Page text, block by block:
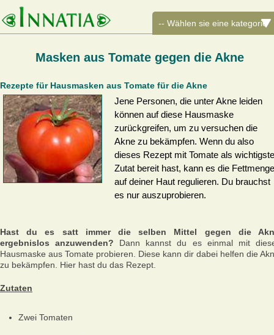
Masken aus Tomate gegen die Akne
Rezepte für Hausmasken aus Tomate für die Akne
Jene Personen, die unter Akne leiden
können auf diese Hausmaske
zurückgreifen, um zu versuchen die
Akne zu bekämpfen. Wenn du also
dieses Rezept mit Tomate als wichtigste
Zutat bereit hast, kann es die Fettmenge
auf deiner Haut regulieren. Du brauchst
es nur auszuprobieren.
Hast du es satt immer die selben Mittel gegen die
ergebnislos anzuwenden? Dann kannst du es einmal mit
Hausmaske aus Tomate probieren. Diese kann dir dabei helfen die
zu bekämpfen. Hier hast du das Rezept.
Zutaten
Zwei Tomaten